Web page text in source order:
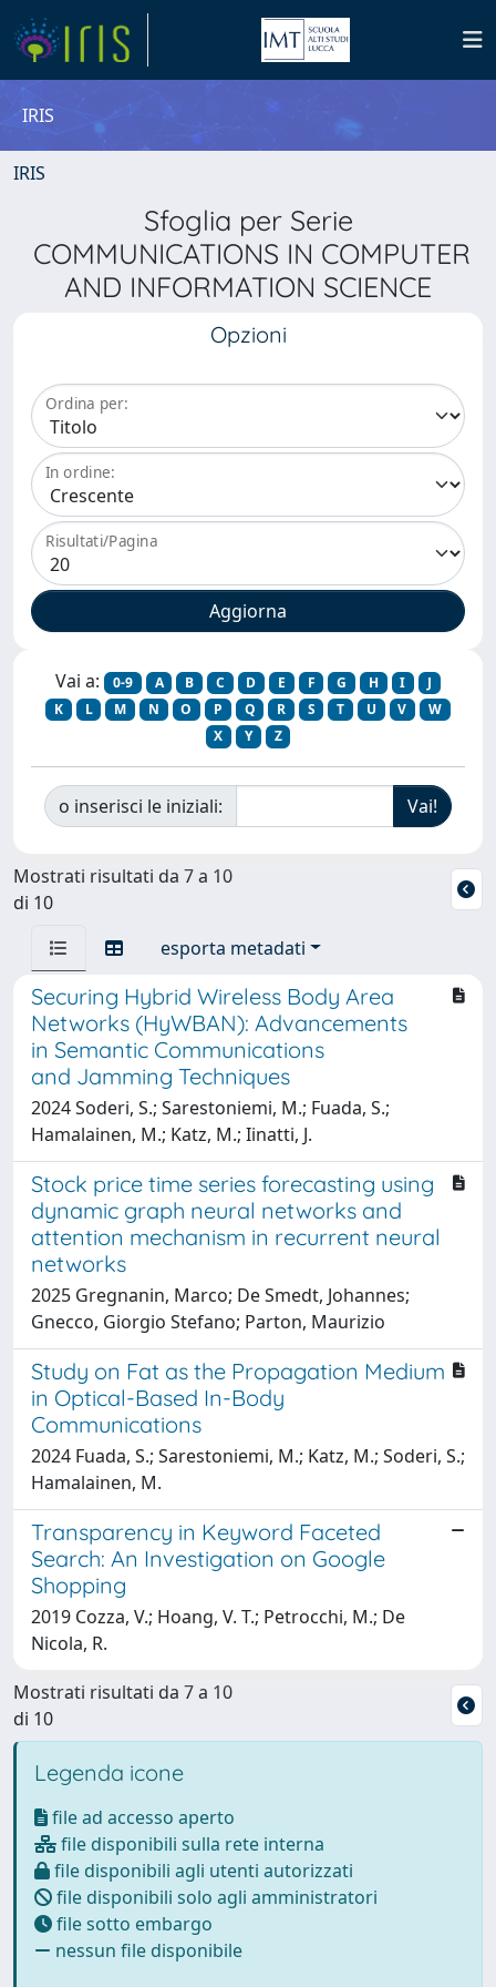
IRIS
IRIS
Sfoglia per Serie
COMMUNICATIONS IN COMPUTER
AND INFORMATION SCIENCE
Opzioni
Ordina per:
In ordine:
Risultati/Pagina
Vai a: 0-9 A B C D E F G H I
J
K
L M N O P Q R S T U V
W
X
Y Z
o inserisci le iniziali:
Mostrati risultati da 7 a 10
di 10
esporta metadati
Securing Hybrid Wireless Body Area
Networks (HyWBAN): Advancements
in Semantic Communications
and Jamming Techniques
2024 Soderi, S.; Sarestoniemi, M.; Fuada, S.;
Hamalainen, M.; Katz, M.; Iinatti, J.
Stock price time series forecasting using
dynamic graph neural networks and
attention mechanism in recurrent neural
networks
2025 Gregnanin, Marco; De Smedt, Johannes;
Gnecco, Giorgio Stefano; Parton, Maurizio
Study on Fat as the Propagation Medium
in Optical-Based In-Body
Communications
2024 Fuada, S.; Sarestoniemi, M.; Katz, M.; Soderi, S.;
Hamalainen, M.
Transparency in Keyword Faceted
Search: An Investigation on Google
Shopping
2019 Cozza, V.; Hoang, V. T.; Petrocchi, M.; De
Nicola, R.
Mostrati risultati da 7 a 10
di 10
Legenda icone
file ad accesso aperto
file disponibili sulla rete interna
file disponibili agli utenti autorizzati
file disponibili solo agli amministratori
file sotto embargo
nessun file disponibile